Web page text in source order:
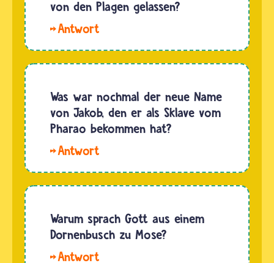
von den Plagen gelassen?
Tiere, die
Plagen in
Ägypten
gestorben
wurden
vermutlich
nicht
Aber was
mit…
Was war nochmal der neue Name
von Jakob, den er als Sklave vom
Pharao bekommen hat?
Pharao
Jakob
keinen
Warum sprach Gott aus einem
Dornenbusch zu Mose?